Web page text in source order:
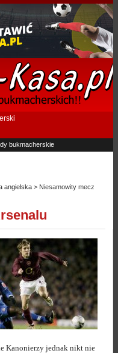
bukmacherskie
angielska > Niesamowity mecz
Kanonierzy jednak nikt nie